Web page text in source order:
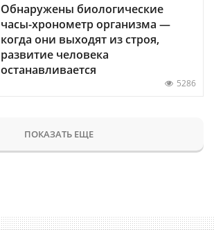
Обнаружены биологические
часы-хронометр организма —
когда они выходят из строя,
развитие человека
останавливается
5286
ПОКАЗАТЬ ЕЩЕ